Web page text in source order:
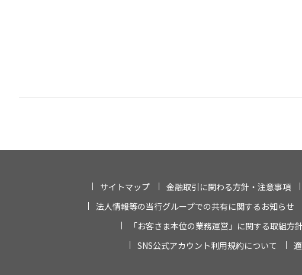
サイトマップ 金融取引に関わる方針・注意事項
法人情報等の当行グループでの共有に関するお知らせ
「お客さま本位の業務運営」に関する取組方針
SNS公式アカウント利用規約について